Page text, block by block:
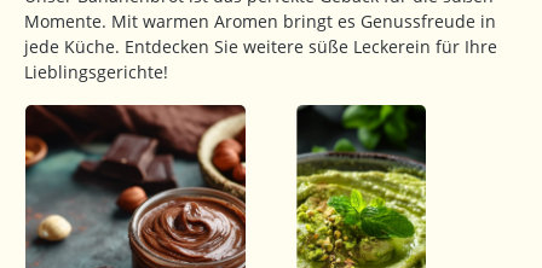
Momente. Mit warmen Aromen bringt es Genussfreude in
jede Küche. Entdecken Sie weitere süße Leckerein für Ihre
Lieblingsgerichte!